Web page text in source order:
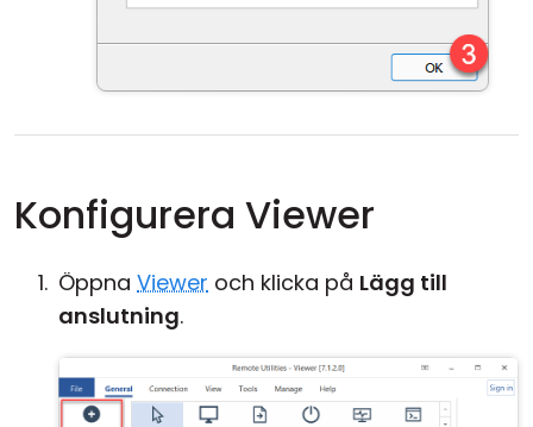
Konfigurera Viewer
Öppna Viewer och klicka på Lägg till
anslutning.